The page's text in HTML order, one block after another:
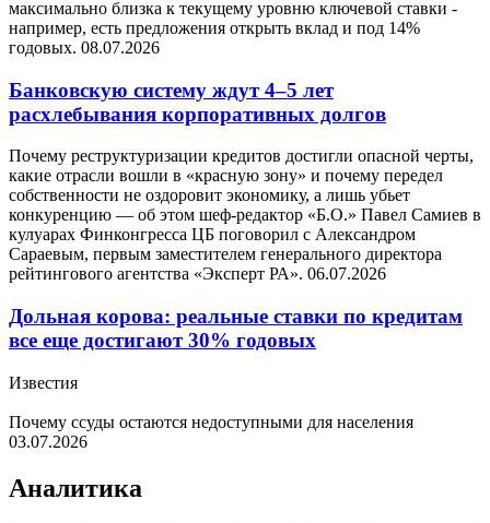
максимально близка к текущему уровню ключевой ставки -
например, есть предложения открыть вклад и под 14%
годовых. 08.07.2026
Банковскую систему ждут 4–5 лет
расхлебывания корпоративных долгов
Почему реструктуризации кредитов достигли опасной черты,
какие отрасли вошли в «красную зону» и почему передел
собственности не оздоровит экономику, а лишь убьет
конкуренцию — об этом шеф-редактор «Б.О.» Павел Самиев в
кулуарах Финконгресса ЦБ поговорил с Александром
Сараевым, первым заместителем генерального директора
рейтингового агентства «Эксперт РА». 06.07.2026
Дольная корова: реальные ставки по кредитам
все еще достигают 30% годовых
Известия
Почему ссуды остаются недоступными для населения
03.07.2026
Аналитика